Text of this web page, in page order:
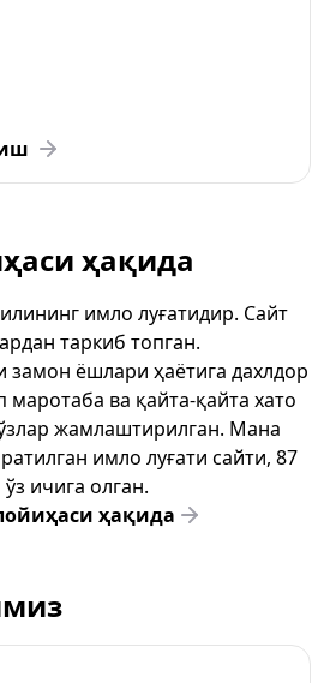
ҳақида
имло луғатидир. Сайт
таркиб топган.
замон ёшлари ҳаётига дахлдор
ва қайта-қайта хато
жамлаштирилган. Мана
имло луғати сайти, 87
ичига олган.
ҳақида